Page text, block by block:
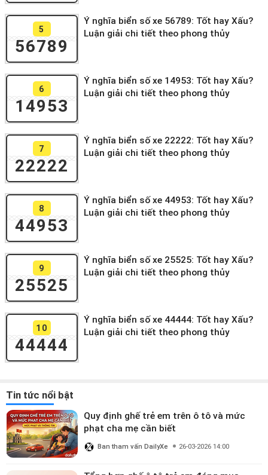
5
56789
Ý nghĩa biển số xe 56789: Tốt hay Xấu?
Luận giải chi tiết theo phong thủy
6
14953
Ý nghĩa biển số xe 14953: Tốt hay Xấu?
Luận giải chi tiết theo phong thủy
7
22222
Ý nghĩa biển số xe 22222: Tốt hay Xấu?
Luận giải chi tiết theo phong thủy
8
44953
Ý nghĩa biển số xe 44953: Tốt hay Xấu?
Luận giải chi tiết theo phong thủy
9
25525
Ý nghĩa biển số xe 25525: Tốt hay Xấu?
Luận giải chi tiết theo phong thủy
10
44444
Ý nghĩa biển số xe 44444: Tốt hay Xấu?
Luận giải chi tiết theo phong thủy
Tin tức nổi bật
Quy định ghế trẻ em trên ô tô và mức
phạt cha mẹ cần biết
Ban tham vấn DailyXe 26-03-2026 14:00